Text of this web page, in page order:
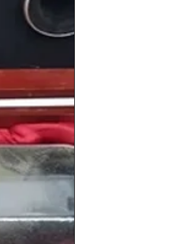
se prohibia el
colectivos
Nadal de
temática urbana
ganaba su
neerlandés
laChampions
bandas de
, los cuales
Manuel
y grupos como
ese año1988
su